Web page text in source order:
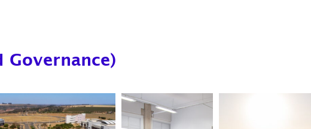
Governance)